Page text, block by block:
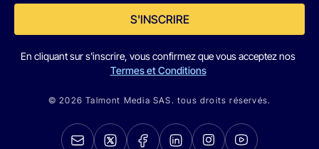
S'INSCRIRE
En cliquant sur s'inscrire, vous confirmez que vous acceptez nos
Termes et Conditions
© 2026 Talmont Media SAS. tous droits réservés.